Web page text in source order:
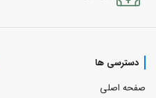
دسترسی ها
صفحه اصلی